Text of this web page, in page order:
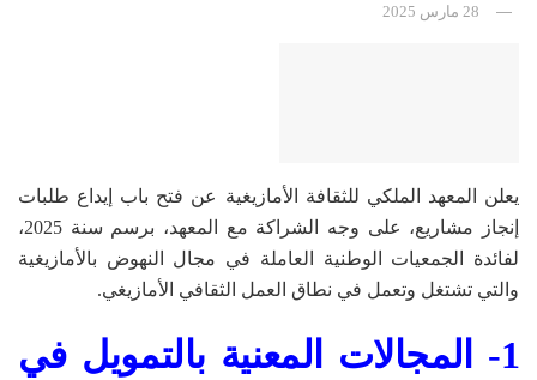
28 مارس 2025
يعلن المعهد الملكي للثقافة الأمازيغية عن فتح باب إيداع طلبات
إنجاز مشاريع، على وجه الشراكة مع المعهد، برسم سنة 2025،
لفائدة الجمعيات الوطنية العاملة في مجال النهوض بالأمازيغية
والتي تشتغل وتعمل في نطاق العمل الثقافي الأمازيغي.
1- المجالات المعنية بالتمويل في